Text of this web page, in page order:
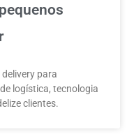
para
logística, tecnologia
clientes.